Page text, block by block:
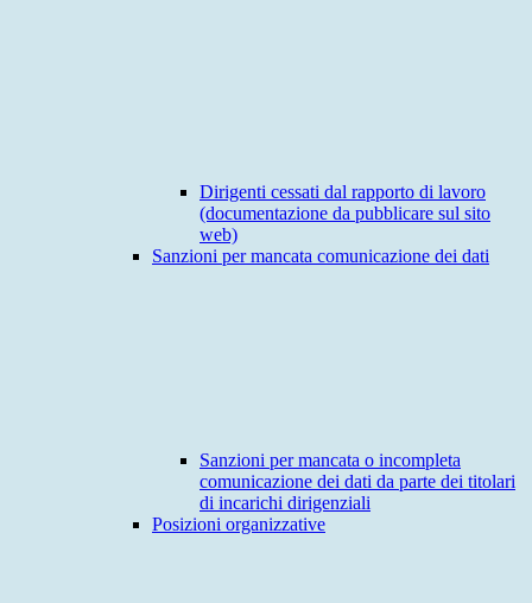
Dirigenti cessati dal rapporto di lavoro
(documentazione da pubblicare sul sito
web)
Sanzioni per mancata comunicazione dei dati
Sanzioni per mancata o incompleta
comunicazione dei dati da parte dei titolari
di incarichi dirigenziali
Posizioni organizzative